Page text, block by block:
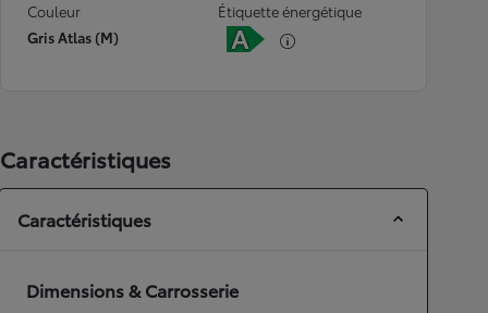
Couleur
Gris Atlas (M)
Étiquette énergétique
Caractéristiques
Caractéristiques
Dimensions & Carrosserie